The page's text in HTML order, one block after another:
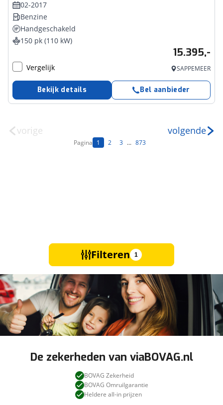
02-2017
Benzine
Handgeschakeld
150 pk (110 kW)
15.395,-
Vergelijk SAPPEMEER
Bekijk details Bel aanbieder
vorige
Pagina 1 2 3 ... 873
volgende
Filteren 1
De zekerheden van viaBOVAG.nl
BOVAG Zekerheid
BOVAG Omruilgarantie
Heldere all-in prijzen